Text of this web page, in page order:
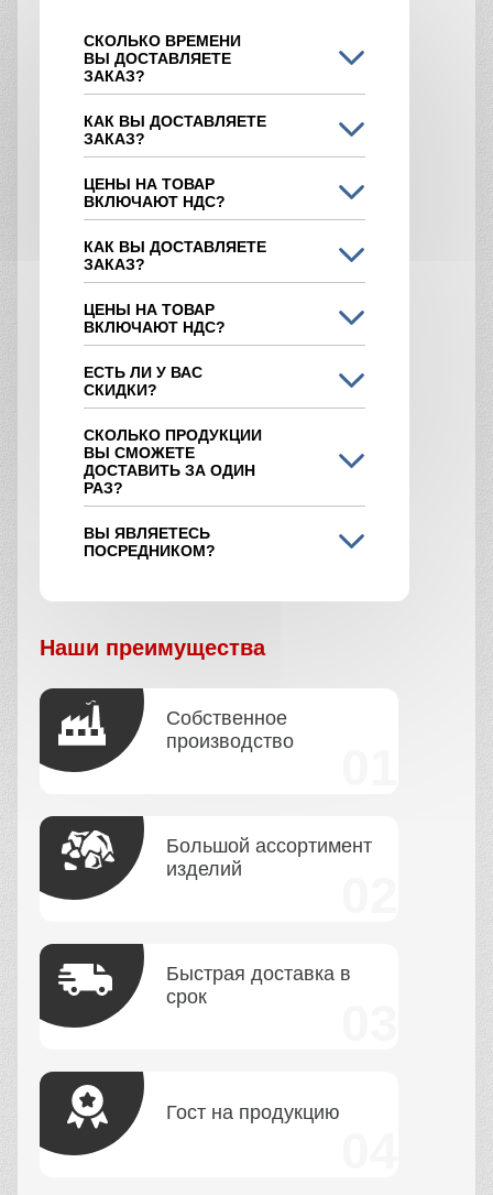
СКОЛЬКО ВРЕМЕНИ
ВЫ ДОСТАВЛЯЕТЕ
ЗАКАЗ?
КАК ВЫ ДОСТАВЛЯЕТЕ
ЗАКАЗ?
ЦЕНЫ НА ТОВАР
ВКЛЮЧАЮТ НДС?
КАК ВЫ ДОСТАВЛЯЕТЕ
ЗАКАЗ?
ЦЕНЫ НА ТОВАР
ВКЛЮЧАЮТ НДС?
ЕСТЬ ЛИ У ВАС
СКИДКИ?
СКОЛЬКО ПРОДУКЦИИ
ВЫ СМОЖЕТЕ
ДОСТАВИТЬ ЗА ОДИН
РАЗ?
ВЫ ЯВЛЯЕТЕСЬ
ПОСРЕДНИКОМ?
Наши преимущества
Собственное
производство
Большой ассортимент
изделий
Быстрая доставка в
срок
Гост на продукцию